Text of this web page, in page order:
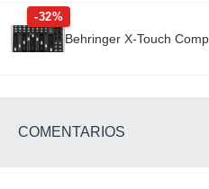
-32%
Behringer X-Touch
COMENTARIOS